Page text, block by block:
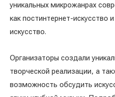
уникальных микрожанрах
как постинтернет-искусство
искусство.
Организаторы создали
творческой реализации, а
возможность обсудить